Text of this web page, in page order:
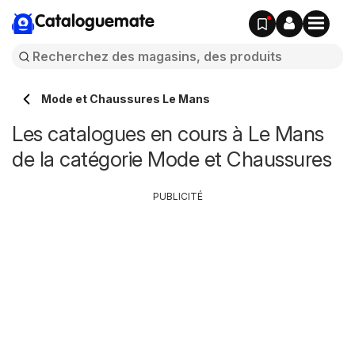
Cataloguemate
Mode et Chaussures Le Mans
Les catalogues en cours à Le Mans
de la catégorie Mode et Chaussures
PUBLICITÉ